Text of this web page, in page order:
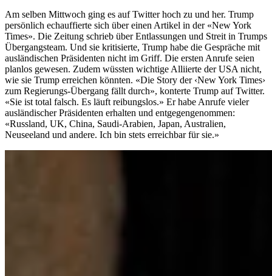
Am selben Mittwoch ging es auf Twitter hoch zu und her. Trump
persönlich echauffierte sich über einen Artikel in der «New York
Times». Die Zeitung schrieb über Entlassungen und Streit in Trumps
Übergangsteam. Und sie kritisierte, Trump habe die Gespräche mit
ausländischen Präsidenten nicht im Griff. Die ersten Anrufe seien
planlos gewesen. Zudem wüssten wichtige Alliierte der USA nicht,
wie sie Trump erreichen könnten. «Die Story der ‹New York Times›
zum Regierungs-Übergang fällt durch», konterte Trump auf Twitter.
«Sie ist total falsch. Es läuft reibungslos.» Er habe Anrufe vieler
ausländischer Präsidenten erhalten und entgegengenommen:
«Russland, UK, China, Saudi-Arabien, Japan, Australien,
Neuseeland und andere. Ich bin stets erreichbar für sie.»